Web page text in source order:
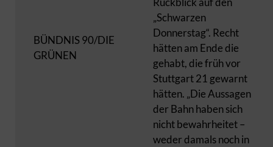
BÜNDNIS 90/DIE
GRÜNEN
„Schwarzen
Donnerstag“. Recht
hätten am Ende die
gehabt, die früh vor
Stuttgart 21 gewarnt
hätten. „Die Aussagen
der Bahn haben sich
nicht bewahrheitet –
weder damals noch in